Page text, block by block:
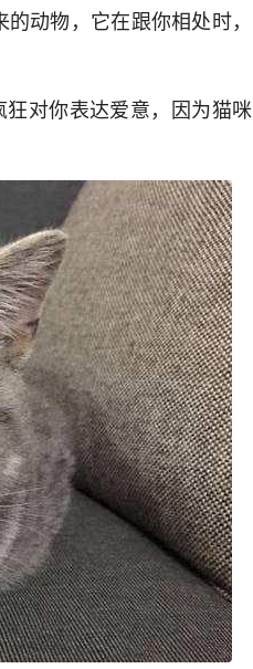
动物，它在跟你相处时，
对你表达爱意，因为猫咪